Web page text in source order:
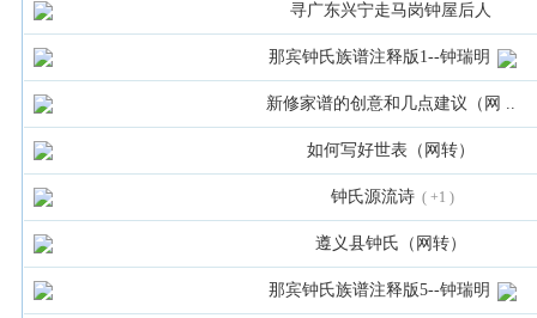
寻广东兴宁走马岗钟屋后人
那宾钟氏族谱注释版1--钟瑞明
新修家谱的创意和几点建议（网 ..
如何写好世表（网转）
钟氏源流诗 ( +1 )
遵义县钟氏（网转）
那宾钟氏族谱注释版5--钟瑞明